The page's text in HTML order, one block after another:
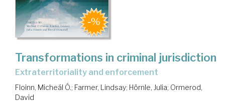
Transformations in criminal jurisdiction
extraterritoriality and enforcement
Floinn, Micheál Ó.; Farmer, Lindsay; Hörnle, Julia; Ormerod,
David